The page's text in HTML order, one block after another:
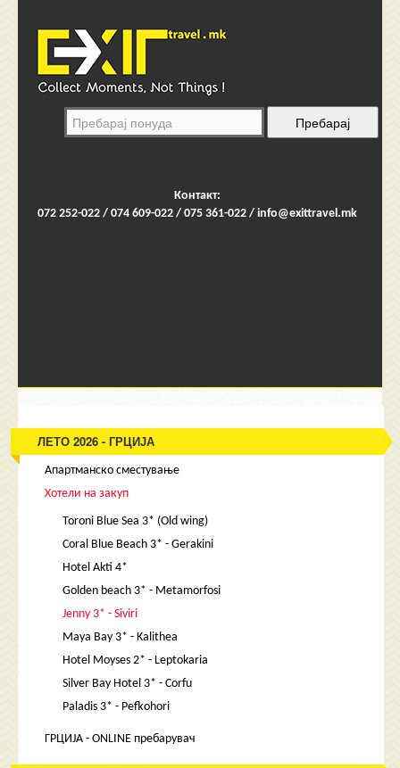
Контакт:
072 252-022 / 074 609-022 / 075 361-022 / info@exittravel.mk
ЛЕТО 2026 - ГРЦИЈА
Апартманско сместување
Хотели на закуп
Toroni Blue Sea 3* (Old wing)
Coral Blue Beach 3* - Gerakini
Hotel Akti 4*
Golden beach 3* - Metamorfosi
Jenny 3* - Siviri
Maya Bay 3* - Kalithea
Hotel Moyses 2* - Leptokaria
Silver Bay Hotel 3* - Corfu
Paladis 3* - Pefkohori
ГРЦИЈА - ONLINE пребарувач